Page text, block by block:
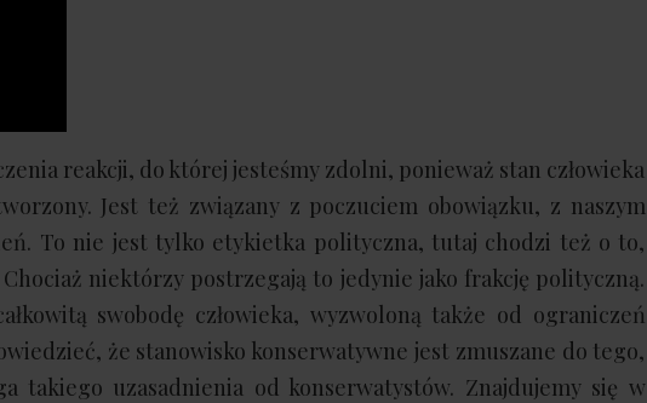
reakcji, do której jesteśmy zdolni, ponieważ stan człowieka
Jest też związany z poczuciem obowiązku, z naszym
To nie jest tylko etykietka polityczna, tutaj chodzi też o to,
niektórzy postrzegają to jedynie jako frakcję polityczną.
swobodę człowieka, wyzwoloną także od ograniczeń
że stanowisko konserwatywne jest zmuszane do tego,
takiego uzasadnienia od konserwatystów. Znajdujemy się w